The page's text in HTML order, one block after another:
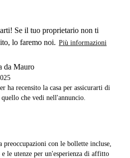
Se il tuo proprietario non ti
lo faremo noi. Più informazioni
da Mauro
ha recensito la casa per assicurarti di
quello che vedi nell'annuncio.
preoccupazioni con le bollette incluse,
le utenze per un'esperienza di affitto